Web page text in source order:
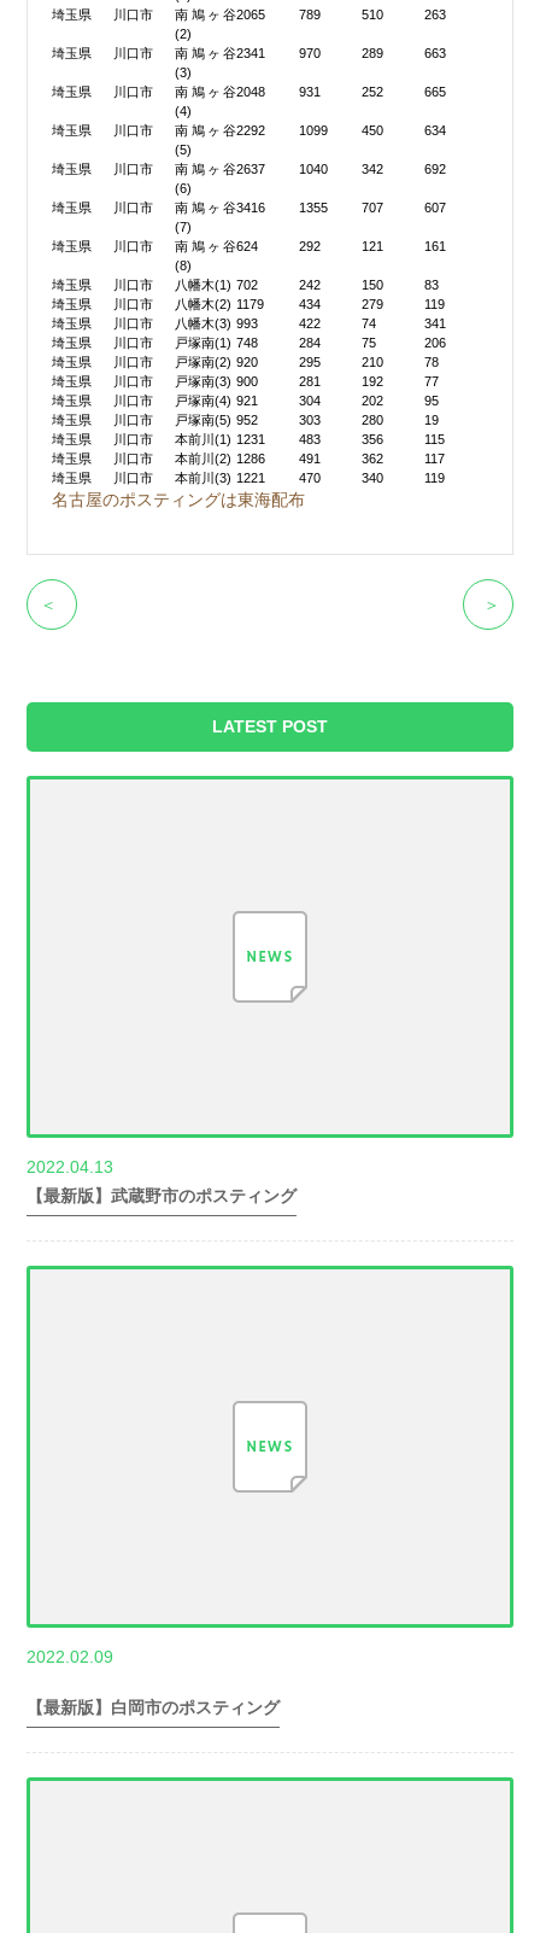
埼玉県
川口市
南鳩ヶ谷
(2)
2065 789 510 263
埼玉県 川口市
南鳩ヶ谷
(3)
2341 970 289 663
埼玉県 川口市
南鳩ヶ谷
(4)
2048 931 252 665
埼玉県 川口市
南鳩ヶ谷
(5)
2292 1099 450 634
埼玉県 川口市
南鳩ヶ谷
(6)
2637 1040 342 692
埼玉県 川口市
南鳩ヶ谷
(7)
3416 1355 707 607
埼玉県 川口市
南鳩ヶ谷
(8)
624 292 121 161
埼玉県 川口市 八幡木(1) 702 242 150
83
埼玉県
川口市 八幡木(2) 1179 434 279
119
埼玉県
川口市 八幡木(3) 993 422 74
341
埼玉県
川口市 戸塚南(1) 748 284 75
206
埼玉県
川口市 戸塚南(2) 920 295 210
78
埼玉県
川口市 戸塚南(3) 900 281 192
77
埼玉県
川口市 戸塚南(4) 921 304 202
95
埼玉県
川口市 戸塚南(5) 952 303 280
19
埼玉県
川口市 本前川(1) 1231 483 356
115
埼玉県
川口市 本前川(2) 1286 491 362
117
埼玉県
川口市 本前川(3) 1221 470 340 119
名古屋のポスティングは東海配布
＞
＜
LATEST POST
2022.04.13
【最新版】武蔵野市のポスティング
2022.02.09
【最新版】白岡市のポスティング